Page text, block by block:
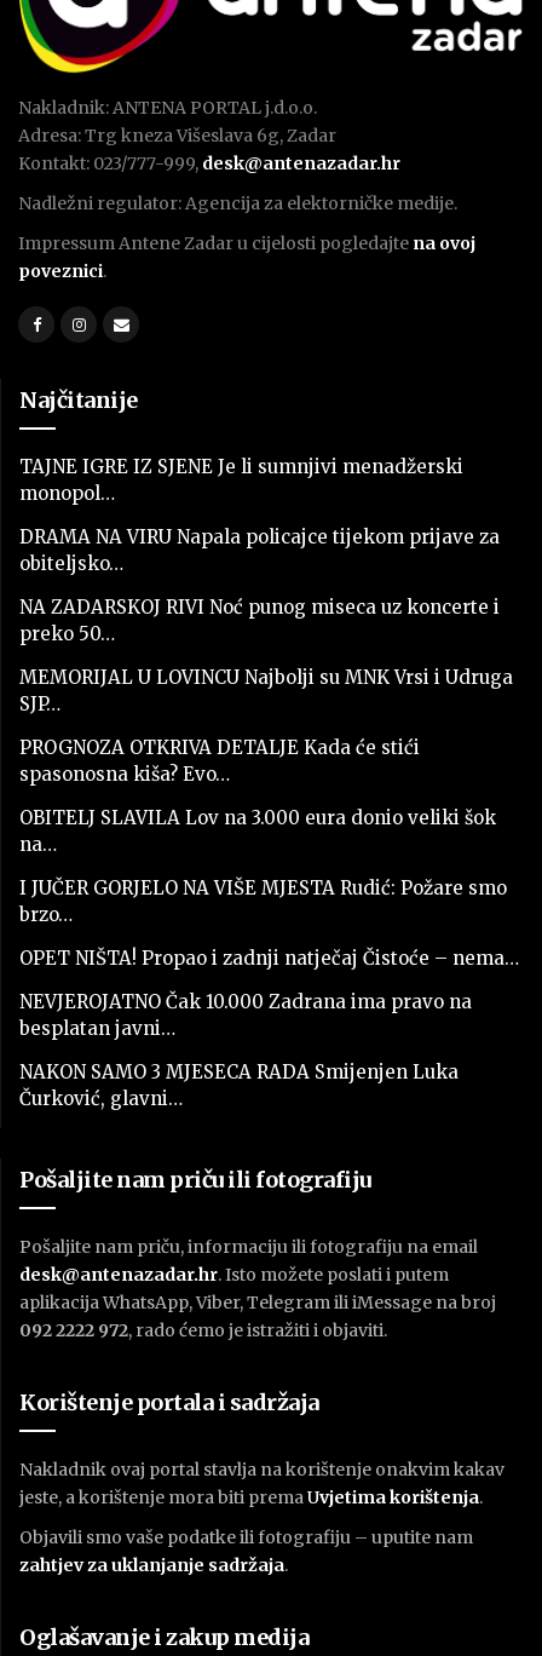
Nakladnik: ANTENA PORTAL j.d.o.o.
Adresa: Trg kneza Višeslava 6g, Zadar
Kontakt: 023/777-999, desk@antenazadar.hr
Nadležni regulator: Agencija za elektorničke medije.
Impressum Antene Zadar u cijelosti pogledajte na ovoj
poveznici.
Najčitanije
TAJNE IGRE IZ SJENE Je li sumnjivi menadžerski
monopol…
DRAMA NA VIRU Napala policajce tijekom prijave za
obiteljsko…
NA ZADARSKOJ RIVI Noć punog miseca uz koncerte i
preko 50…
MEMORIJAL U LOVINCU Najbolji su MNK Vrsi i Udruga
SJP…
PROGNOZA OTKRIVA DETALJE Kada će stići
spasonosna kiša? Evo…
OBITELJ SLAVILA Lov na 3.000 eura donio veliki šok
na…
I JUČER GORJELO NA VIŠE MJESTA Rudić: Požare smo
brzo…
OPET NIŠTA! Propao i zadnji natječaj Čistoće – nema…
NEVJEROJATNO Čak 10.000 Zadrana ima pravo na
besplatan javni…
NAKON SAMO 3 MJESECA RADA Smijenjen Luka
Čurković, glavni…
Pošaljite nam priču ili fotografiju
Pošaljite nam priču, informaciju ili fotografiju na email
desk@antenazadar.hr. Isto možete poslati i putem
aplikacija WhatsApp, Viber, Telegram ili iMessage na broj
092 2222 972, rado ćemo je istražiti i objaviti.
Korištenje portala i sadržaja
Nakladnik ovaj portal stavlja na korištenje onakvim kakav
jeste, a korištenje mora biti prema Uvjetima korištenja.
Objavili smo vaše podatke ili fotografiju – uputite nam
zahtjev za uklanjanje sadržaja.
Oglašavanje i zakup medija